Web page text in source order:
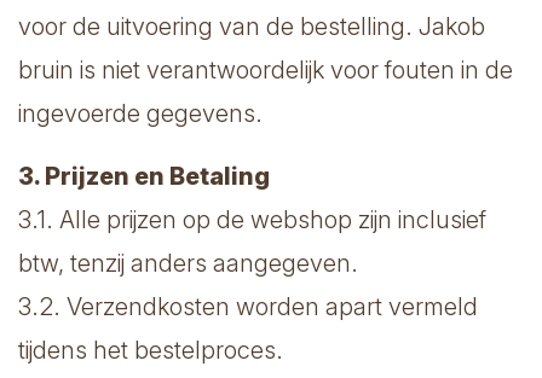
voor de uitvoering van de bestelling. Jakob
bruin is niet verantwoordelijk voor fouten in de
ingevoerde gegevens.
3. Prijzen en Betaling
3.1. Alle prijzen op de webshop zijn inclusief
btw, tenzij anders aangegeven.
3.2. Verzendkosten worden apart vermeld
tijdens het bestelproces.